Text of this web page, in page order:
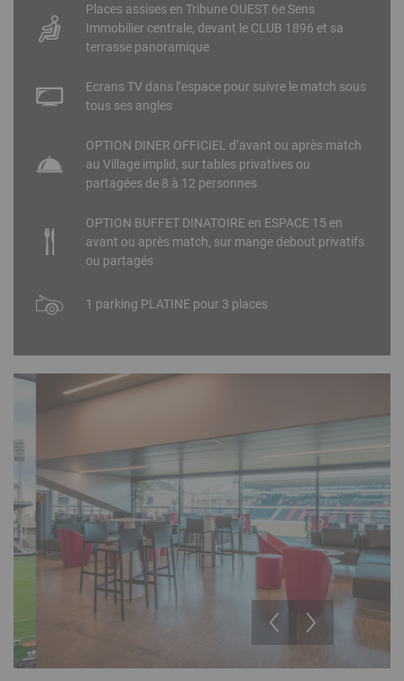
Places assises en Tribune OUEST 6e Sens
Immobilier centrale, devant le CLUB 1896 et sa
terrasse panoramique
Ecrans TV dans l’espace pour suivre le match sous
tous ses angles
OPTION DINER OFFICIEL d’avant ou après match
au Village implid, sur tables privatives ou
partagées de 8 à 12 personnes
OPTION BUFFET DINATOIRE en ESPACE 15 en
avant ou après match, sur mange debout privatifs
ou partagés
1 parking PLATINE pour 3 places